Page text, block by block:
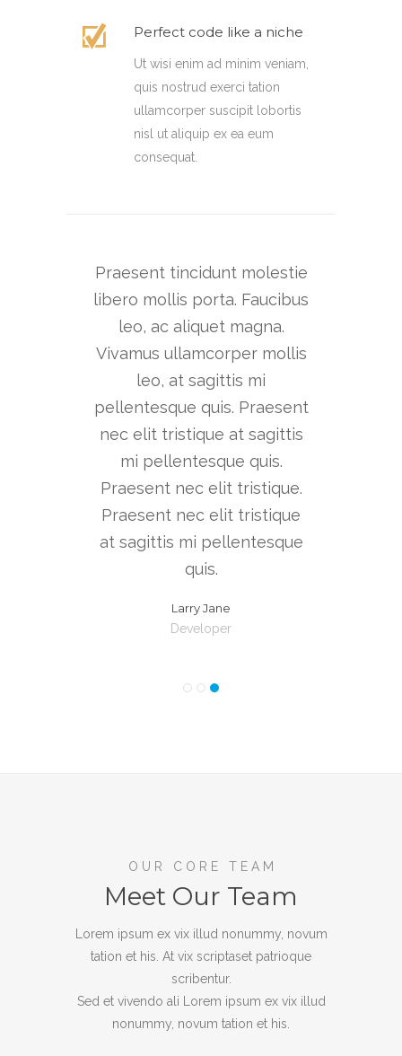
Perfect code like a niche
Ut wisi enim ad minim veniam,
quis nostrud exerci tation
ullamcorper suscipit lobortis
nisl ut aliquip ex ea eum
consequat.
Praesent tincidunt molestie
libero mollis porta. Faucibus
leo, ac aliquet magna.
Vivamus ullamcorper mollis
leo, at sagittis mi
pellentesque quis. Praesent
nec elit tristique at sagittis
mi pellentesque quis.
Praesent nec elit tristique.
Praesent nec elit tristique
at sagittis mi pellentesque
quis.
Vidalito Pogbi
SEO / Marketing
OUR CORE TEAM
Meet Our Team
Lorem ipsum ex vix illud nonummy, novum
tation et his. At vix scriptaset patrioque
scribentur.
Sed et vivendo ali Lorem ipsum ex vix illud
nonummy, novum tation et his.